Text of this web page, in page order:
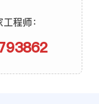
程师：